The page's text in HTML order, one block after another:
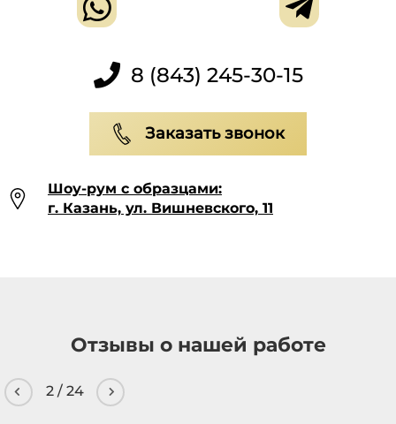
8 (843) 245-30-15
Заказать звонок
Шоу-рум с образцами:
г. Казань, ул. Вишневского, 11
Отзывы о нашей работе
2/ 24